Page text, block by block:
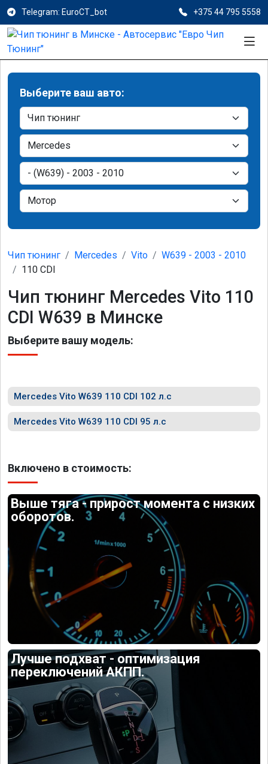
Telegram: EuroCT_bot +375 44 795 5558
Выберите ваш авто:
Чип тюнинг Mercedes Vito
W639 - 2003 - 2010
110 CDI
Чип тюнинг Mercedes Vito 110
CDI W639 в Минске
Выберите вашу модель:
Mercedes Vito W639 110 CDI 102 л.с
Mercedes Vito W639 110 CDI 95 л.с
Включено в стоимость:
Выше тяга - прирост момента с низких
оборотов.
Лучше подхват - оптимизация
переключений АКПП.